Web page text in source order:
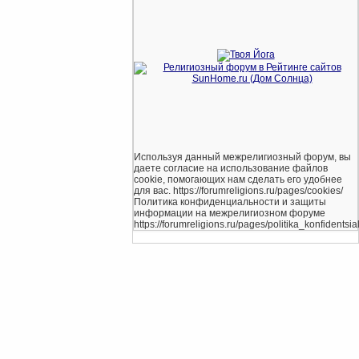
Используя данный межрелигиозный форум, вы
даете согласие на использование файлов
cookie, помогающих нам сделать его удобнее
для вас. https://forumreligions.ru/pages/cookies/
Политика конфиденциальности и защиты
информации на межрелигиозном форуме
https://forumreligions.ru/pages/